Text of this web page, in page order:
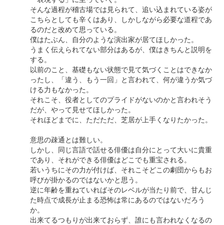
そんな過程が稽古場では見られて、追い込まれている姿が
こちらとしても辛くはあり、しかしながら必要な道程であ
るのだと改めて思っている。
僕はたぶん、自分のような演出家が居てほしかった。
うまく伝えられてない部分はあるが、僕はきちんと説明を
する。
以前のこと、基礎もない状態で見て気づくことはできなか
ったし、「違う、もう一回」と言われて、何が違うか気づ
ける力もなかった。
それこそ、役者としてのプライドがないのかと言われそう
だが、やって見せてほしかった。
それほどまでに、ただただ、芝居が上手くなりたかった。
意思の疎通とは難しい。
しかし、同じ言語で話せる俳優は自分にとって大いに貴重
であり、それができる俳優はどこでも重宝される。
若いうちにその力が付けば、それこそどこの劇団からもお
呼びが掛かるのではないかと思う。
逆に年齢を重ねていればそのレベルが当たり前で、甘んじ
た時点で成長が止まる恐怖は常にあるのではないだろう
か。
出来てるつもりが出来ておらず、誰にも言われなくなるの